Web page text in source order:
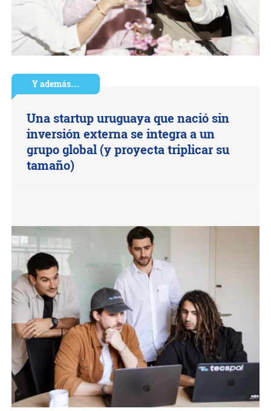
Y además…
Una startup uruguaya que nació sin
inversión externa se integra a un
grupo global (y proyecta triplicar su
tamaño)